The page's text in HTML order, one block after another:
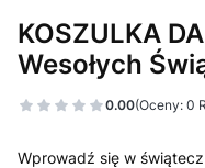
KOSZULKA
Wesołych
0.00(Oceny: 0
Wprowadź się w